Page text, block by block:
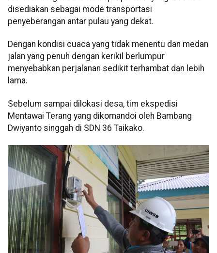
disediakan sebagai mode transportasi
penyeberangan antar pulau yang dekat.
Dengan kondisi cuaca yang tidak menentu dan medan
jalan yang penuh dengan kerikil berlumpur
menyebabkan perjalanan sedikit terhambat dan lebih
lama.
Sebelum sampai dilokasi desa, tim ekspedisi
Mentawai Terang yang dikomandoi oleh Bambang
Dwiyanto singgah di SDN 36 Taikako.